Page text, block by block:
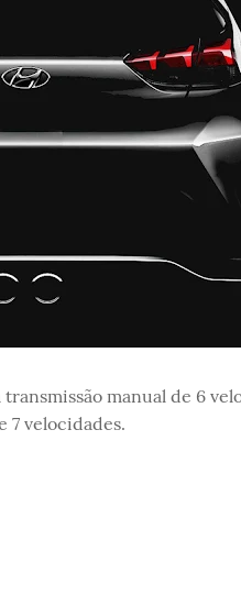
manual de 6
7 velocidades.